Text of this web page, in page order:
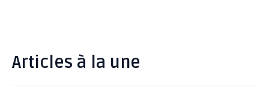
Articles à la une